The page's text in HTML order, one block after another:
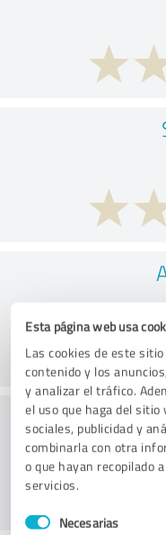
Esta página web usa
Las cookies de este
contenido y los
y analizar el tráfico.
el uso que haga del
sociales, publicidad y
combinarla con otra
o que hayan recopilado
servicios.
Selección
de
Necesarias